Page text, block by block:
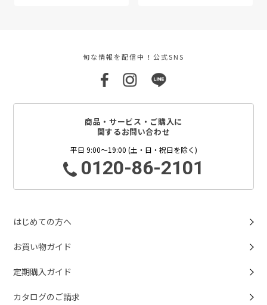
旬な情報を配信中！公式SNS
商品・サービス・ご購入に
関するお問い合わせ
平日 9:00～19:00 (土・日・祝日を除く)
0120-86-2101
はじめての方へ
お買い物ガイド
定期購入ガイド
カタログのご請求